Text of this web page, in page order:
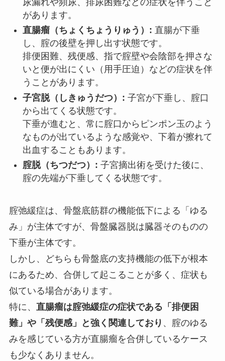
があります。
直腸瘤（ちょくちょうりゅう）: 直腸が下垂
し、腟の後壁を押し出す状態です。
排便困難、残便感、指で腟壁や会陰部を押さな
いと便が出にくい（用手圧迫）などの症状を伴
うことがあります。
子宮脱（しきゅうだつ）: 子宮が下垂し、腟口
から出てくる状態です。
下垂が進むと、常に腟口からピンポン玉のよう
なものが出ているような感覚や、下着が擦れて
出血することもあります。
腟脱（ちつだつ）: 子宮摘出術を受けた後に、
腟の先端が下垂してくる状態です。
腟弛緩症は、骨盤底筋群の機能低下による「ゆる
み」が主体ですが、骨盤臓器脱は臓器そのものの
下垂が主体です。
しかし、どちらも骨盤底の支持機能の低下が根本
にあるため、合併して起こることが多く、症状も
似ている場合があります。
特に、 直腸瘤は腟弛緩症の症状である「排便困
難」や「残便感」と強く関連しており 、腟のゆる
みを感じている方が直腸瘤を合併しているケース
も少なくありません。